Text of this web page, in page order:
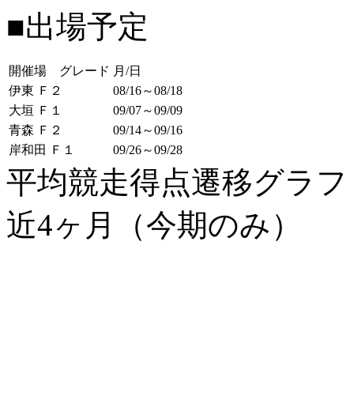
■出場予定
開催場 グレード 月/日
伊東 Ｆ２
08/16～08/18
大垣 Ｆ１
09/07～09/09
青森 Ｆ２
09/14～09/16
岸和田 Ｆ１
09/26～09/28
平均競走得点遷移グラ
近4ヶ月（今期のみ）